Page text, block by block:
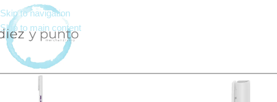
Skip to navigation
Skip to main content